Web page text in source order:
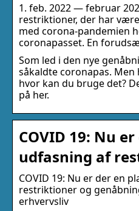
1. feb. 2022 — februar
restriktioner, der har
med corona-pandemien
coronapasset. En
Som led i den nye
såkaldte coronapas.
hvor kan du bruge det?
på her.
COVID 19: Nu
udfasning af
COVID 19: Nu er der en
restriktioner og
erhvervsliv